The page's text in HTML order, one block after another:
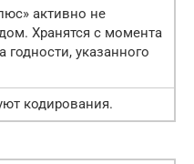
активно не
Хранятся с момента
указанного
кодирования.